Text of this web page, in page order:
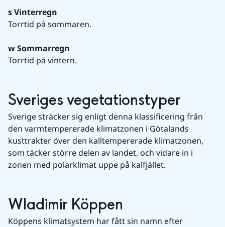
s Vinterregn
Torrtid på sommaren.
w Sommarregn
Torrtid på vintern.
Sveriges vegetationstyper
Sverige sträcker sig enligt denna klassificering från
den varmtempererade klimatzonen i Götalands
kusttrakter över den kalltempererade klimatzonen,
som täcker större delen av landet, och vidare in i
zonen med polarklimat uppe på kalfjället.
Wladimir Köppen
Köppens klimatsystem har fått sin namn efter